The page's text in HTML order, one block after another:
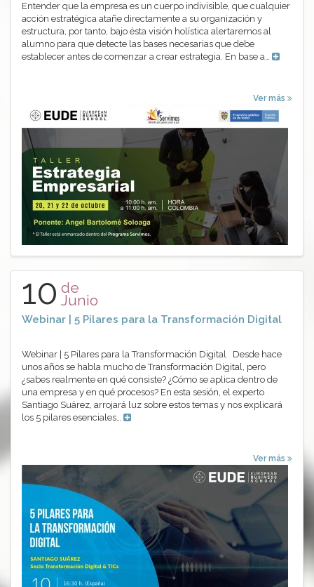
Entender que la empresa es un cuerpo indivisible, que cualquier
acción estratégica atañe directamente a su organización y
estructura, por tanto, bajo ésta visión holística alertaremos al
alumno para que detecte las bases necesarias que debe
establecer antes de comenzar a crear estrategia. En base a…
Ver más
10 de
Junio
Webinar | 5 Pilares para la Transformación Digital
Webinar | 5 Pilares para la Transformación Digital Desde hace
unos años se habla mucho de Transformación Digital, pero
¿sabes realmente en qué consiste? ¿Cómo se aplica dentro de
una empresa y en qué procesos? En esta sesión, el experto
Santiago Suárez, arrojará luz sobre estos temas y nos explicará
los 5 pilares esenciales…
Ver más